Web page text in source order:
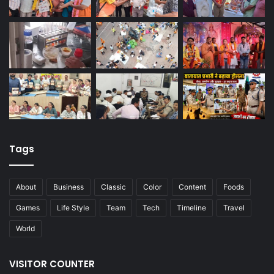
Tags
About Business Classic Color Content Foods
Games Life Style Team Tech Timeline Travel
World
VISITOR COUNTER